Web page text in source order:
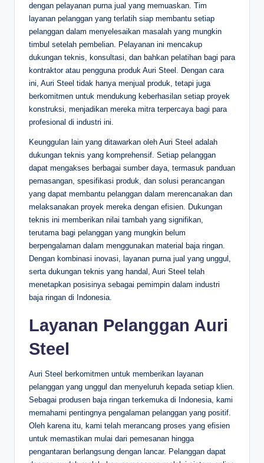
dengan pelayanan purna jual yang memuaskan. Tim
layanan pelanggan yang terlatih siap membantu setiap
pelanggan dalam menyelesaikan masalah yang mungkin
timbul setelah pembelian. Pelayanan ini mencakup
dukungan teknis, konsultasi, dan bahkan pelatihan bagi para
kontraktor atau pengguna produk Auri Steel. Dengan cara
ini, Auri Steel tidak hanya menjual produk, tetapi juga
berkomitmen untuk mendukung keberhasilan setiap proyek
konstruksi, menjadikan mereka mitra terpercaya bagi para
profesional di industri ini.
Keunggulan lain yang ditawarkan oleh Auri Steel adalah
dukungan teknis yang komprehensif. Setiap pelanggan
dapat mengakses berbagai sumber daya, termasuk panduan
pemasangan, spesifikasi produk, dan solusi perancangan
yang dapat membantu pelanggan dalam merencanakan dan
melaksanakan proyek mereka dengan efisien. Dukungan
teknis ini memberikan nilai tambah yang signifikan,
terutama bagi pelanggan yang mungkin belum
berpengalaman dalam menggunakan material baja ringan.
Dengan kombinasi inovasi, layanan purna jual yang unggul,
serta dukungan teknis yang handal, Auri Steel telah
menetapkan posisinya sebagai pemimpin dalam industri
baja ringan di Indonesia.
Layanan Pelanggan Auri
Steel
Auri Steel berkomitmen untuk memberikan layanan
pelanggan yang unggul dan menyeluruh kepada setiap klien.
Sebagai produsen baja ringan terkemuka di Indonesia, kami
memahami pentingnya pengalaman pelanggan yang positif.
Oleh karena itu, kami telah merancang proses yang efisien
untuk memastikan mulai dari pemesanan hingga
pengantaran berlangsung dengan lancar. Pelanggan dapat